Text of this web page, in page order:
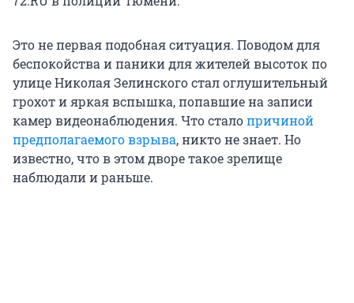
Это не первая подобная ситуация. Поводом для
беспокойства и паники для жителей высоток по
улице Николая Зелинского стал оглушительный
грохот и яркая вспышка, попавшие на записи
камер видеонаблюдения. Что сталопричиной
предполагаемого взрыва, никто не знает. Но
известно, что в этом дворе такое зрелище
наблюдали и раньше.